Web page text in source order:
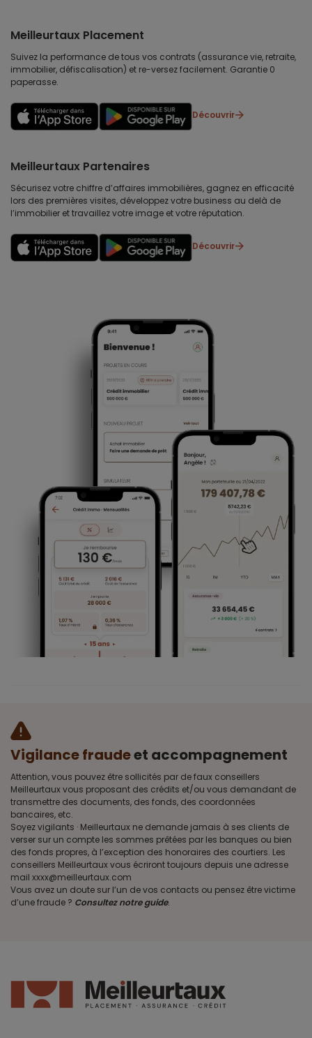
Meilleurtaux Placement
Suivez la performance de tous vos contrats (assurance vie, retraite,
immobilier, défiscalisation) et re-versez facilement. Garantie 0
paperasse.
Découvrir
Meilleurtaux Partenaires
Sécurisez votre chiffre d’affaires immobilières, gagnez en efficacité
lors des premières visites, développez votre business au delà de
l’immobilier et travaillez votre image et votre réputation.
Découvrir
Vigilance fraudeet accompagnement
Attention, vous pouvez être sollicités par de faux conseillers
Meilleurtaux vous proposant des crédits et/ou vous demandant de
transmettre des documents, des fonds, des coordonnées
bancaires, etc.
Soyez vigilants · Meilleurtaux ne demande jamais à ses clients de
verser sur un compte les sommes prêtées par les banques ou bien
des fonds propres, à l’exception des honoraires des courtiers. Les
conseillers Meilleurtaux vous écriront toujours depuis une adresse
mail xxxx@meilleurtaux.com
Vous avez un doute sur l’un de vos contacts ou pensez être victime
d’une fraude ? Consultez notre guide.